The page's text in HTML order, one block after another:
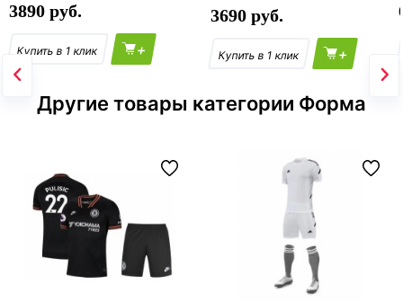
3890
+
3690
+
Другие товары категории Форма